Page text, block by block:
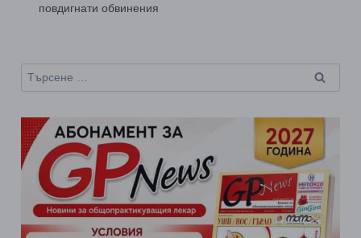
повдигнати обвинения
Търсене
за: